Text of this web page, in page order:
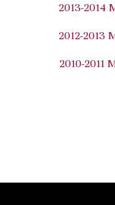
2013-2014
2012-2013
2010-2011